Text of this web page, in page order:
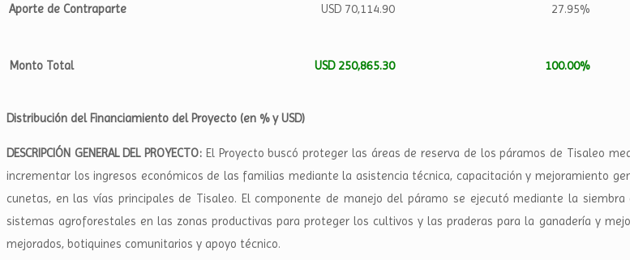
Aporte de Contraparte USD 70,114.90 27.95%
Monto Total USD 250,865.30 100.00%
Distribución del Financiamiento del Proyecto (en % y USD)
DESCRIPCIÓN GENERAL DEL PROYECTO: El Proyecto buscó proteger las áreas de reserva de los páramos de Tisaleo
incrementar los ingresos económicos de las familias mediante la asistencia técnica, capacitación y mejoramiento
cunetas, en las vías principales de Tisaleo. El componente de manejo del páramo se ejecutó mediante la
sistemas agroforestales en las zonas productivas para proteger los cultivos y las praderas para la ganadería y
mejorados, botiquines comunitarios y apoyo técnico.